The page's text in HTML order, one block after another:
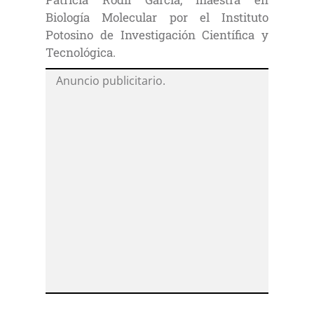
Biología Molecular por el Instituto
Potosino de Investigación Científica y
Tecnológica.